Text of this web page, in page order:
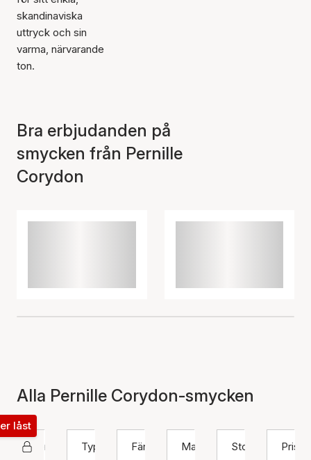
skandinaviska
uttryck och sin
varma, närvarande
ton.
Bra erbjudanden på
smycken från Pernille
Corydon
Alla Pernille Corydon-smycken
Pernille Corydon
låst
Typ
Färg Material Storlek Pris